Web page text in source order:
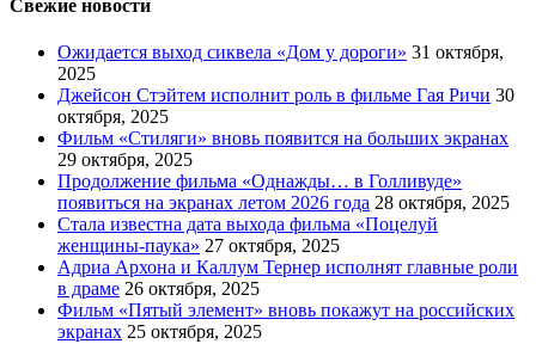
Свежие новости
Ожидается выход сиквела «Дом у дороги» 31 октября,
2025
Джейсон Стэйтем исполнит роль в фильме Гая Ричи 30
октября, 2025
Фильм «Стиляги» вновь появится на больших экранах
29 октября, 2025
Продолжение фильма «Однажды… в Голливуде»
появиться на экранах летом 2026 года 28 октября, 2025
Стала известна дата выхода фильма «Поцелуй
женщины-паука» 27 октября, 2025
Адриа Архона и Каллум Тернер исполнят главные роли
в драме 26 октября, 2025
Фильм «Пятый элемент» вновь покажут на российских
экранах 25 октября, 2025